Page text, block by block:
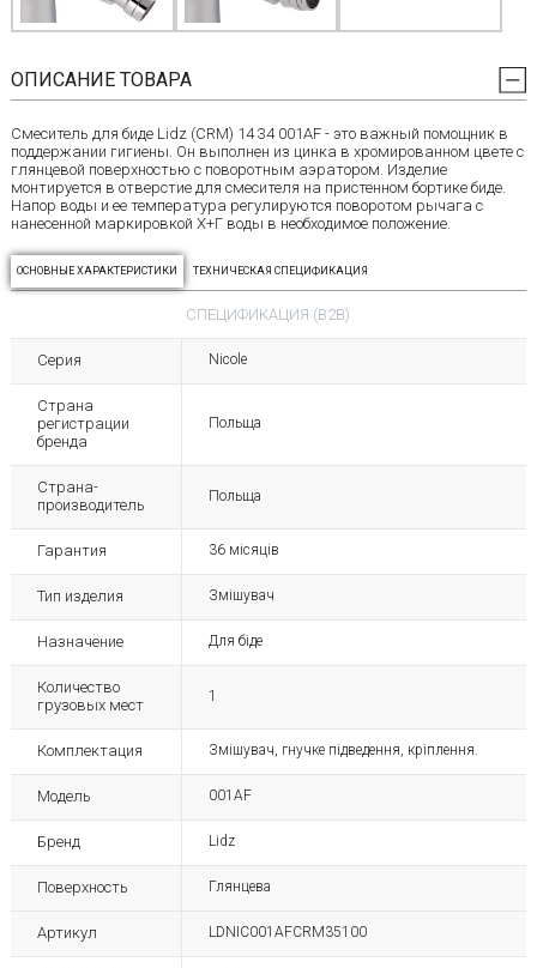
ОПИСАНИЕ ТОВАРА
Смеситель для биде Lidz (CRM) 14 34 001AF - это важный помощник в
поддержании гигиены. Он выполнен из цинка в хромированном цвете с
глянцевой поверхностью с поворотным аэратором. Изделие
монтируется в отверстие для смесителя на пристенном бортике биде.
Напор воды и ее температура регулируются поворотом рычага с
нанесенной маркировкой Х+Г воды в необходимое положение.
ОСНОВНЫЕ ХАРАКТЕРИСТИКИ ТЕХНИЧЕСКАЯ СПЕЦИФИКАЦИЯ
СПЕЦИФИКАЦИЯ (B2B)
Серия Nicole
Страна
регистрации
бренда
Польща
Страна-
производитель
Польща
Гарантия 36 місяців
Тип изделия Змішувач
Назначение Для біде
Количество
грузовых мест
1
Комплектация Змішувач, гнучке підведення, кріплення.
Модель 001AF
Бренд Lidz
Поверхность Глянцева
Артикул LDNIC001AFCRM35100